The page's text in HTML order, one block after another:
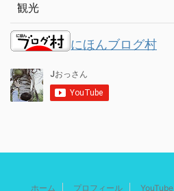
観光
にほんブログ村
ホーム プロフィール YouTube